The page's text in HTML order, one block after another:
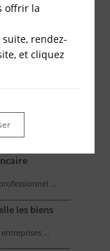
…
les biens
entreprises …
offrir la
rendez-
et cliquez